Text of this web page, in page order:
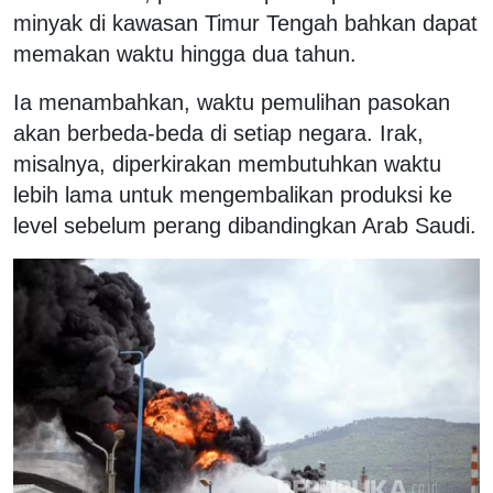
minyak di kawasan Timur Tengah bahkan dapat
memakan waktu hingga dua tahun.
Ia menambahkan, waktu pemulihan pasokan
akan berbeda-beda di setiap negara. Irak,
misalnya, diperkirakan membutuhkan waktu
lebih lama untuk mengembalikan produksi ke
level sebelum perang dibandingkan Arab Saudi.